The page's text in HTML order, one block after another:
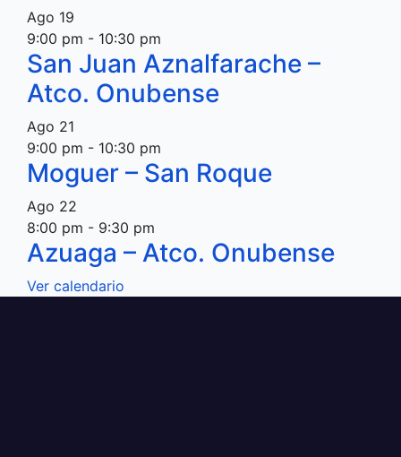
Ago 19
9:00 pm - 10:30 pm
San Juan Aznalfarache –
Atco. Onubense
Ago 21
9:00 pm - 10:30 pm
Moguer – San Roque
Ago 22
8:00 pm - 9:30 pm
Azuaga – Atco. Onubense
Ver calendario